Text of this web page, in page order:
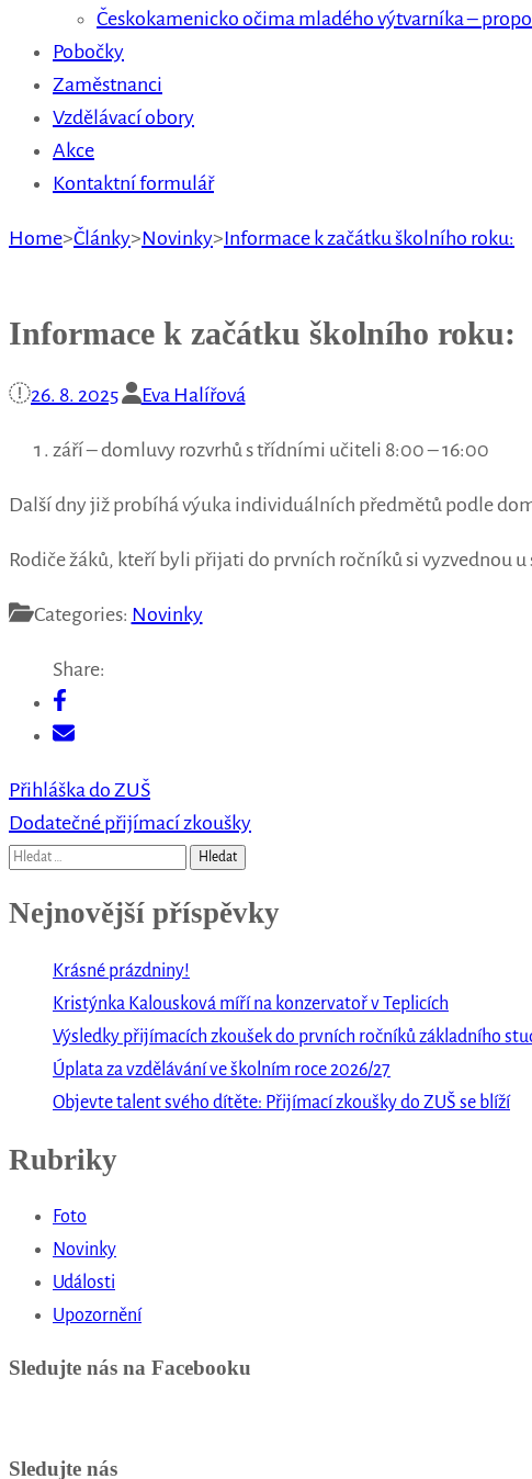
Českokamenicko očima mladého výtvarníka –
Pobočky
Zaměstnanci
Vzdělávací obory
Akce
Kontaktní formulář
Home>Články>Novinky>Informace k začátku školního roku:
Informace k začátku školního roku:
26. 8. 2025 Eva Halířová
září – domluvy rozvrhů s třídními učiteli 8:00 – 16:00
Další dny již probíhá výuka individuálních předmětů podle
Rodiče žáků, kteří byli přijati do prvních ročníků si vyzvednou
Categories: Novinky
Share:
Navigace
pro
příspěvek
Přihláška do ZUŠ
Dodatečné přijímací zkoušky
Vyhledávání
Nejnovější příspěvky
Krásné prázdniny!
Kristýnka Kalousková míří na konzervatoř v Teplicích
Výsledky přijímacích zkoušek do prvních ročníků základního
Úplata za vzdělávání ve školním roce 2026/27
Objevte talent svého dítěte: Přijímací zkoušky do ZUŠ se blíží
Rubriky
Foto
Novinky
Události
Upozornění
Sledujte nás na Facebooku
Sledujte nás